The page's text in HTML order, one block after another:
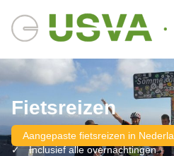
Fietsreizen
Aangepaste fietsreizen in
Inclusief alle overnachtingen